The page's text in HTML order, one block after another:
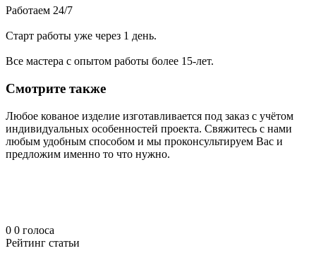
Работаем 24/7
Старт работы уже через 1 день.
Все мастера с опытом работы более 15-лет.
Смотрите также
Любое кованое изделие изготавливается под заказ с учётом
индивидуальных особенностей проекта. Свяжитесь с нами
любым удобным способом и мы проконсультируем Вас и
предложим именно то что нужно.
0 0 голоса
Рейтинг статьи